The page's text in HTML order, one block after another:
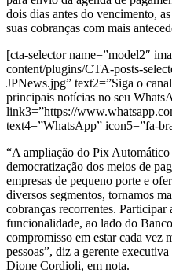
dois dias antes do vencimento,
suas cobranças com mais
[cta-selector name=”model2″
content/plugins/CTA-posts-
JPNews.jpg” text2=”Siga o
principais notícias no seu
link3=”https://
text4=”WhatsApp” icon5=”fa-
“A ampliação do Pix
democratização dos meios de
empresas de pequeno porte e
diversos segmentos, tornamos
cobranças recorrentes. Participar
funcionalidade, ao lado do
compromisso em estar cada vez
pessoas”, diz a gerente
Dione Cordioli, em nota.